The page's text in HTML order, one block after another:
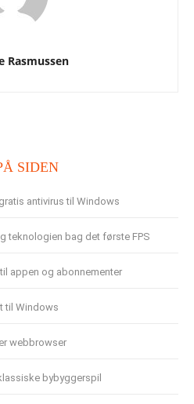
Rasmussen
SIDEN
antivirus til Windows
teknologien bag det første FPS
appen og abonnementer
til Windows
webbrowser
bybyggerspil